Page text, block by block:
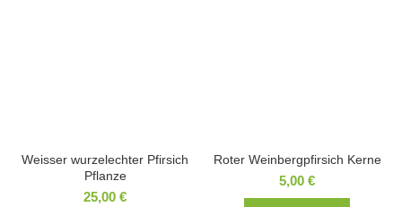
Weisser wurzelechter Pfirsich
Pflanze
25,00 €
Roter Weinbergpfirsich Kerne
5,00 €